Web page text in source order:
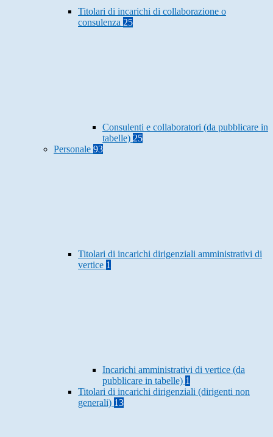
Titolari di incarichi di collaborazione o
consulenza 25
Consulenti e collaboratori (da pubblicare in
tabelle) 25
Personale 93
Titolari di incarichi dirigenziali amministrativi di
vertice 1
Incarichi amministrativi di vertice (da
pubblicare in tabelle) 1
Titolari di incarichi dirigenziali (dirigenti non
generali) 13